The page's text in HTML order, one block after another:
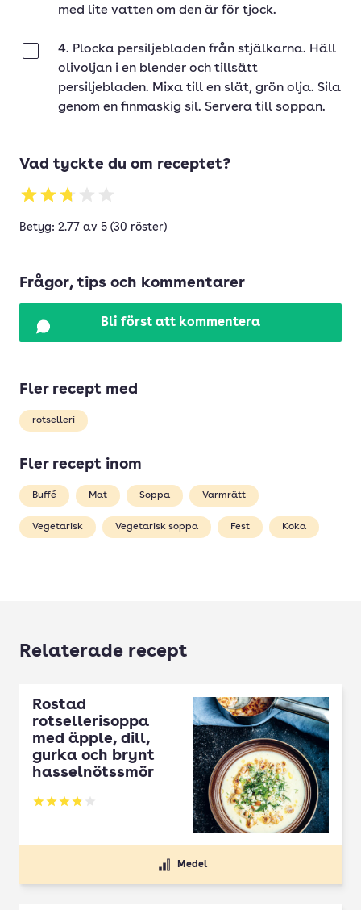
med lite vatten om den är för tjock.
4. Plocka persiljebladen från stjälkarna. Häll
olivoljan i en blender och tillsätt
persiljebladen. Mixa till en slät, grön olja. Sila
genom en finmaskig sil. Servera till soppan.
Vad tyckte du om receptet?
Betyg: 2.77 av 5 (30 röster)
Frågor, tips och kommentarer
Bli först att kommentera
Fler recept med
rotselleri
Fler recept inom
Buffé Mat Soppa Varmrätt
Vegetarisk Vegetarisk soppa Fest Koka
Relaterade recept
Rostad
rotsellerisoppa
med äpple, dill,
gurka och brynt
hasselnötssmör
Betyg: 3.77 av 5
Medel